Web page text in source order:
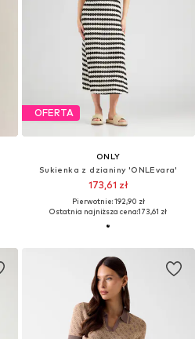
OFERTA
ONLY
Sukienka z dzianiny 'ONLEvara'
173,61 zł
Pierwotnie: 192,90 zł
Ostatnia najniższa cena:173,61 zł